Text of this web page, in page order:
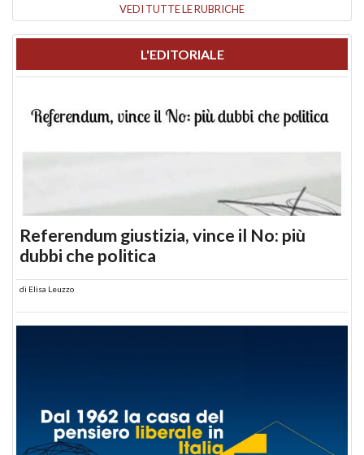
VEDI TUTTE LE RUBRICHE
L'EDITORIALE
Referendum giustizia, vince il No: più
dubbi che politica
di Elisa Leuzzo